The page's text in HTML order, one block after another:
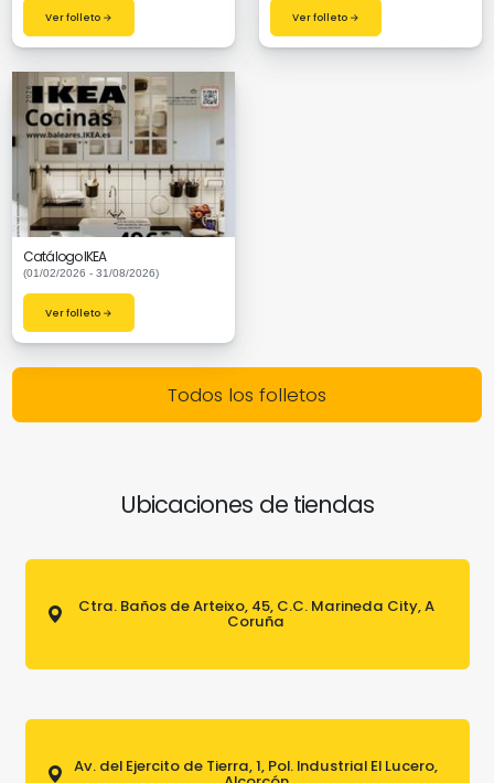
Ver folleto → Ver folleto →
Catálogo IKEA
(01/02/2026 - 31/08/2026)
Ver folleto →
Todos los folletos
Ubicaciones de tiendas
Ctra. Baños de Arteixo, 45, C.C. Marineda City, A
Coruña
Av. del Ejercito de Tierra, 1, Pol. Industrial El Lucero,